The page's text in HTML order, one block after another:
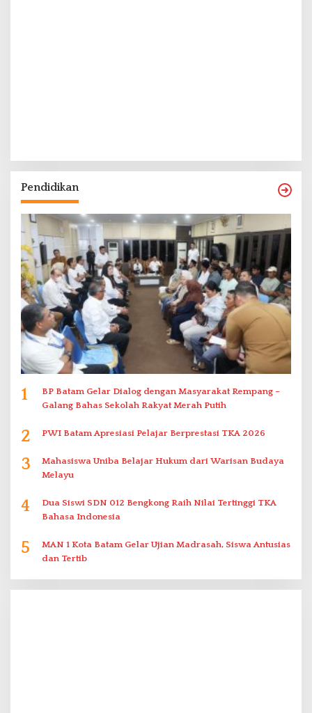
Pendidikan
1
BP Batam Gelar Dialog dengan Masyarakat Rempang –
Galang Bahas Sekolah Rakyat Merah Putih
2 PWI Batam Apresiasi Pelajar Berprestasi TKA 2026
3
Mahasiswa Uniba Belajar Hukum dari Warisan Budaya
Melayu
4
Dua Siswi SDN 012 Bengkong Raih Nilai Tertinggi TKA
Bahasa Indonesia
5
MAN 1 Kota Batam Gelar Ujian Madrasah, Siswa Antusias
dan Tertib